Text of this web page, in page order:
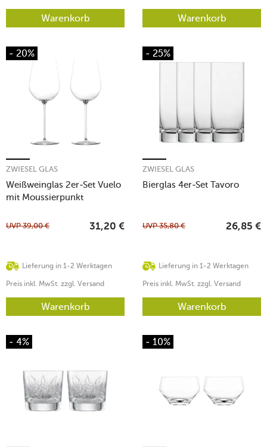
Warenkorb Warenkorb
- 20%
Weißweinglas 2er-Set Vuelo
mit Moussierpunkt
ZWIESEL GLAS
Lieferung in 1-2 Werktagen
UVP39,00 € 31,20 €
Preis inkl. MwSt. zzgl. Versand
Warenkorb
- 25%
Bierglas 4er-Set Tavoro
ZWIESEL GLAS
Lieferung in 1-2 Werktagen
UVP35,80 € 26,85 €
Preis inkl. MwSt. zzgl. Versand
Warenkorb
- 4% - 10%